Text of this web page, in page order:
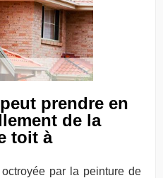
prendre en
de la
toit à
par la peinture de